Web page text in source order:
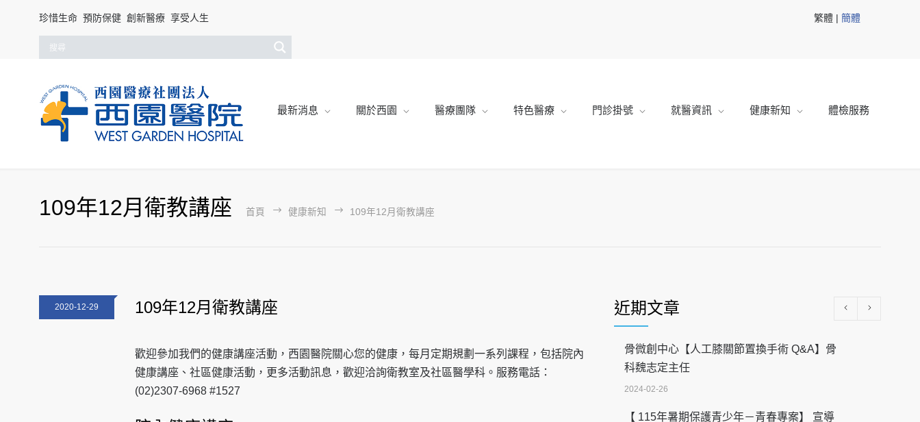
珍惜生命 預防保健 創新醫療 享受人生 繁體 | 簡體
最新消息 關於西園 醫療團隊 特色醫療 門診掛號 就醫資訊 健康新知 體檢服務
109年12月衛教講座 首頁 健康新知 109年12月衛教講座
2020-12-29 109年12月衛教講座
歡迎參加我們的健康講座活動，西園醫院關心您的健康，每月定期規劃一系列課程，包括院內
健康講座、社區健康活動，更多活動訊息，歡迎洽詢衛教室及社區醫學科。服務電話：
(02)2307-6968 #1527
近期文章
骨微創中心【人工膝關節置換手術 Q&A】骨
科魏志定主任
2024-02-26
【 115年暑期保護青少年－青春專案】 宣導